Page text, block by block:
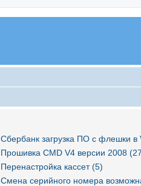
Сбербанк загрузка ПО с флешки в
Прошивка CMD V4 версии 2008
Перенастройка кассет (5)
Смена серийного номера